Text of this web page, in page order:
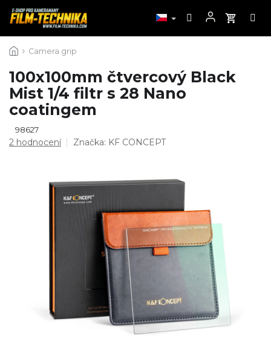
na
Camera grip
100x100mm čtvercový Black
Mist 1/4 filtr s 28 Nano
coatingem
98627
Průměrné
2 hodnocení Značka: KF CONCEPT